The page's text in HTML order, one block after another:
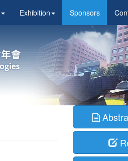
Exhibition Sponsors